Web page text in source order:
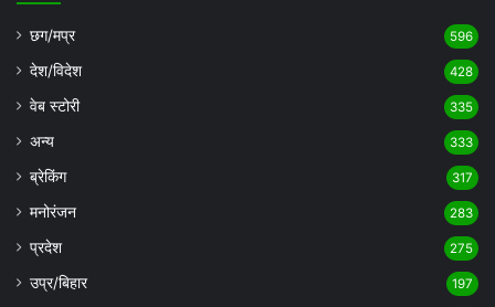
छग/मप्र 596
देश/विदेश 428
वेब स्टोरी 335
अन्य 333
ब्रेकिंग 317
मनोरंजन 283
प्रदेश 275
उप्र/बिहार 197